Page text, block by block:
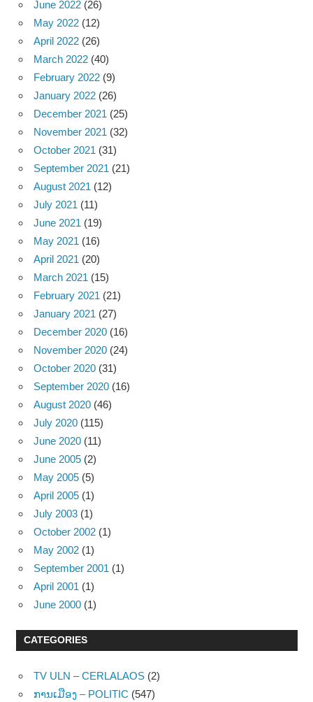
June 2022 (26)
May 2022 (12)
April 2022 (26)
March 2022 (40)
February 2022 (9)
January 2022 (26)
December 2021 (25)
November 2021 (32)
October 2021 (31)
September 2021 (21)
August 2021 (12)
July 2021 (11)
June 2021 (19)
May 2021 (16)
April 2021 (20)
March 2021 (15)
February 2021 (21)
January 2021 (27)
December 2020 (16)
November 2020 (24)
October 2020 (31)
September 2020 (16)
August 2020 (46)
July 2020 (115)
June 2020 (11)
June 2005 (2)
May 2005 (5)
April 2005 (1)
July 2003 (1)
October 2002 (1)
May 2002 (1)
September 2001 (1)
April 2001 (1)
June 2000 (1)
CATEGORIES
TV ULN – CERLALAOS (2)
ການເມືອງ – POLITIC (547)